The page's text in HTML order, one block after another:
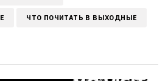
ЧТО ПОЧИТАТЬ В ВЫХОДНЫЕ